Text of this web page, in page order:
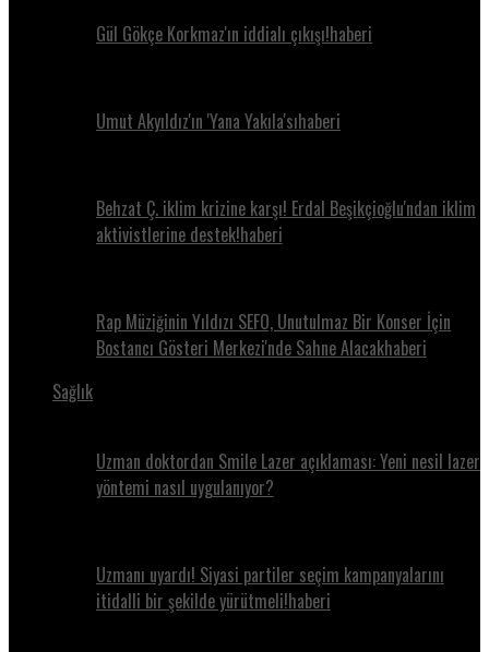
Gül Gökçe Korkmaz'ın iddialı çıkışı!haberi
Umut Akyıldız'ın 'Yana Yakıla'sıhaberi
Behzat Ç. iklim krizine karşı! Erdal Beşikçioğlu'ndan iklim
aktivistlerine destek!haberi
Rap Müziğinin Yıldızı SEFO, Unutulmaz Bir Konser İçin
Bostancı Gösteri Merkezi'nde Sahne Alacakhaberi
Sağlık
Uzman doktordan Smile Lazer açıklaması: Yeni nesil lazer
yöntemi nasıl uygulanıyor?
Uzmanı uyardı! Siyasi partiler seçim kampanyalarını
itidalli bir şekilde yürütmeli!haberi